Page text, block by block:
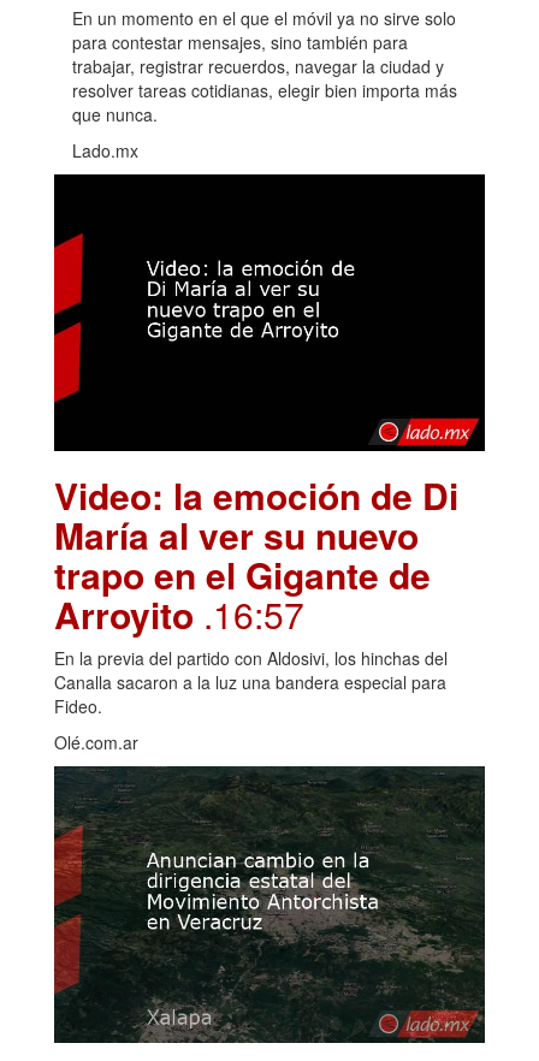
En un momento en el que el móvil ya no sirve solo
para contestar mensajes, sino también para
trabajar, registrar recuerdos, navegar la ciudad y
resolver tareas cotidianas, elegir bien importa más
que nunca.
Lado.mx
Video: la emoción de Di
María al ver su nuevo
trapo en el Gigante de
Arroyito .16:57
En la previa del partido con Aldosivi, los hinchas del
Canalla sacaron a la luz una bandera especial para
Fideo.
Olé.com.ar